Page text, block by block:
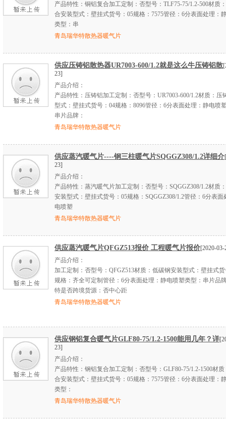
产品特性：铜铝复合加工定制：否型号：TLF75-75/1.2-500材质
合安装型式：壁挂式货号：05规格：7575管径：6分表面处理：
类型：串
青岛瑞华特散热器暖气片
供应压铸铝散热器UR7003-600/1.2就是这么牛压铸铝散
23]
产品介绍：
产品特性：压铸铝加工定制：否型号：UR7003-600/1.2材质：压
型式：壁挂式货号：04规格：8096管径：6分表面处理：静电喷
串片品牌：
青岛瑞华特散热器暖气片
供应蒸汽暖气片----钢三柱暖气片SQGGZ308/1.2详细介
23]
产品介绍：
产品特性：蒸汽暖气片加工定制：否型号：SQGGZ308/1.2材质
安装型式：壁挂式货号：05规格：SQGGZ308/1.2管径：6分表面
电喷塑
青岛瑞华特散热器暖气片
供应蒸汽暖气片QFGZ513报价 工程暖气片报价[2020-03-
产品介绍：
加工定制：否型号：QFGZ513材质：低碳钢安装型式：壁挂式货
规格：齐全可定制管径：6分表面处理：静电喷塑类型：串片品
特是否跨境货源：否中心距
青岛瑞华特散热器暖气片
供应钢铝复合暖气片GLF80-75/1.2-1500能用几年？详
23]
产品介绍：
产品特性：钢铝复合加工定制：否型号：GLF80-75/1.2-1500材
合安装型式：壁挂式货号：05规格：7575管径：6分表面处理：
类型：
青岛瑞华特散热器暖气片